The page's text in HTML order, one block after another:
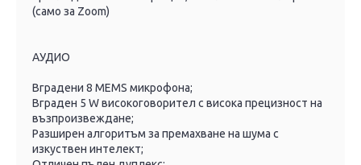
(само за Zoom)
АУДИО
Вградени 8 MEMS микрофона;
Вграден 5 W високоговорител с висока прецизност на
възпроизвеждане;
Разширен алгоритъм за премахване на шума с
изкуствен интелект;